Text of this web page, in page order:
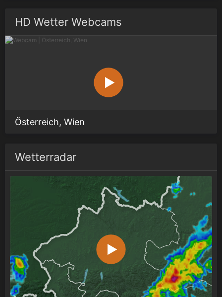
HD Wetter Webcams
Österreich, Wien
Wetterradar